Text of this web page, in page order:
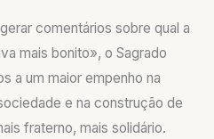
comentários sobre qual a
mais bonito», o Sagrado
a um maior empenho na
e na construção de
fraterno, mais solidário.